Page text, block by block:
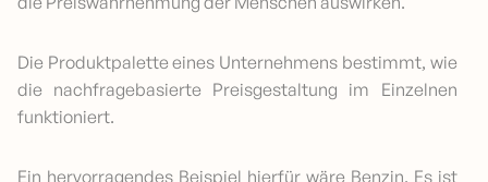
Die Produktpalette eines Unternehmens bestimmt, wie
die nachfragebasierte Preisgestaltung im Einzelnen
funktioniert.
Ein hervorragendes Beispiel hierfür wäre Benzin. Es ist